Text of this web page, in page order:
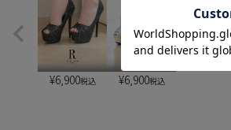
¥6,900税込 ¥6,900税込